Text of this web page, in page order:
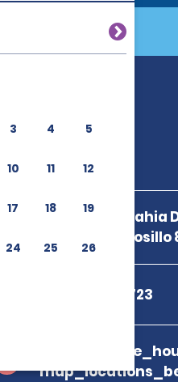
3 4 5
10 11 12
17 18 19
24 25 26
Carretera A Bahia
Manga,Hermosillo
+52 662 317 3723